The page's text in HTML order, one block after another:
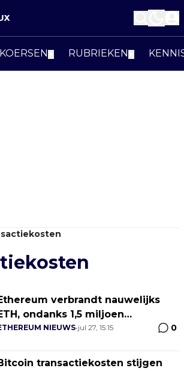
KOERSEN RUBRIEKEN
verbrandt nauwelijks
ondanks 1,5 miljoen
NIEUWS•jul 27, 15:15 0
transactiekosten stijgen